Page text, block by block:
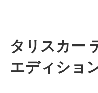
タリスカー
エディショ